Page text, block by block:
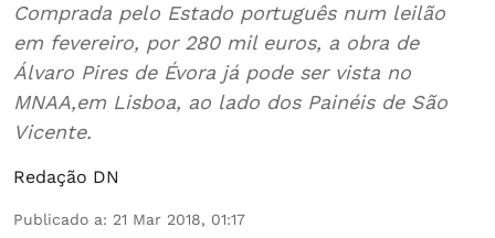
Comprada pelo Estado português num leilão
em fevereiro, por 280 mil euros, a obra de
Álvaro Pires de Évora já pode ser vista no
MNAA,em Lisboa, ao lado dos Painéis de São
Vicente.
Redação DN
Publicado a: 21 Mar 2018, 01:17